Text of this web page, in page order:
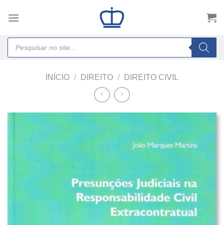
Products
search
INÍCIO / DIREITO / DIREITO CIVIL